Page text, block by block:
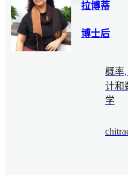
拉博蒂
博士后
概率
计和
学